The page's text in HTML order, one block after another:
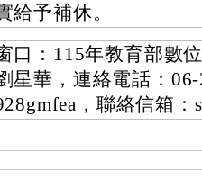
給予補休。
口：115年教育部數
星華，連絡電話：
，聯絡信箱：